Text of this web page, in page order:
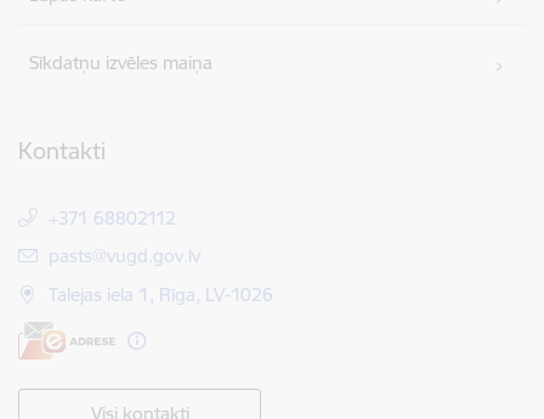
Sīkdatņu izvēles maiņa
Kontakti
+371 68802112
E-pasts:
pasts@vugd.gov.lv
Talejas iela 1, Rīga, LV-1026
Visi kontakti